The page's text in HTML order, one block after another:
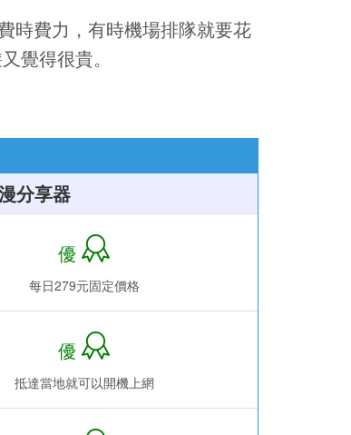
時費力，有時機場排隊就要花
覺得很貴。
分享器
優
每日279元固定價格
優
抵達當地就可以開機上網